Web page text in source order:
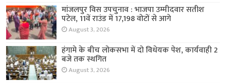
मांजलपुर विस उपचुनाव : भाजपा उम्मीदवार सतीश
पटेल, 11वें राउंड में 17,198 वोटों से आगे
August 3, 2026
हंगामे के बीच लोकसभा में दो विधेयक पेश, कार्यवाही 2
बजे तक स्थगित
August 3, 2026